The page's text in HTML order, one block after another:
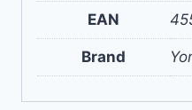
EAN
Brand